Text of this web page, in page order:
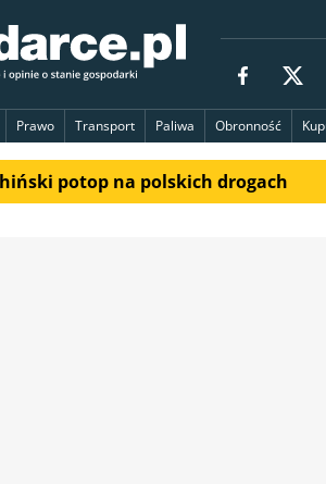
Prawo Transport Paliwa Obronność
potop na polskich drogach